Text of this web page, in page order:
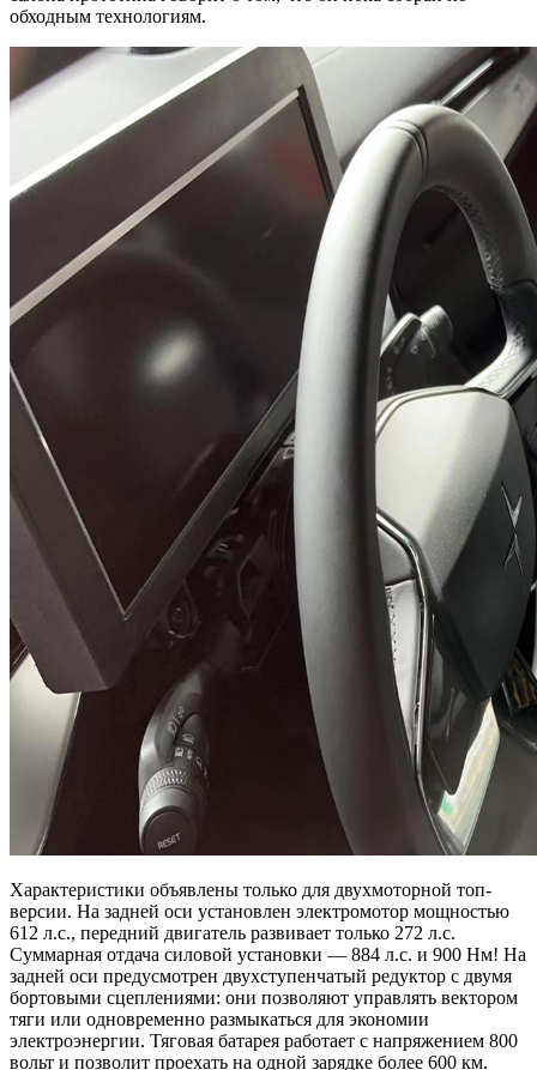
обходным технологиям.
Характеристики объявлены только для двухмоторной топ-
версии. На задней оси установлен электромотор мощностью
612 л.с., передний двигатель развивает только 272 л.с.
Суммарная отдача силовой установки — 884 л.с. и 900 Нм! На
задней оси предусмотрен двухступенчатый редуктор с двумя
бортовыми сцеплениями: они позволяют управлять вектором
тяги или одновременно размыкаться для экономии
электроэнергии. Тяговая батарея работает с напряжением 800
вольт и позволит проехать на одной зарядке более 600 км.